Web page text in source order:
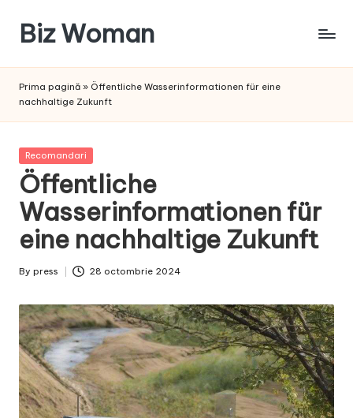
content
Biz Woman
succesul
Prima pagină » Öffentliche Wasserinformationen für eine
nachhaltige Zukunft
Posted
in
Recomandari
Öffentliche
Wasserinformationen für
eine nachhaltige Zukunft
Posted
By press 28 octombrie 2024